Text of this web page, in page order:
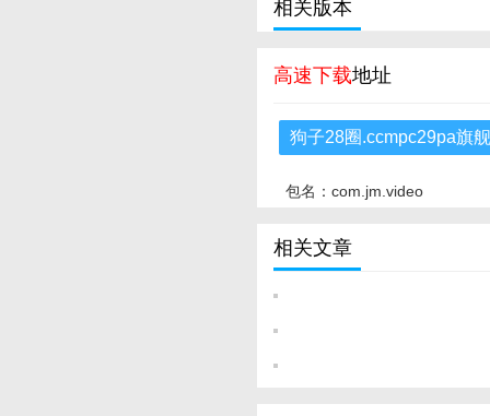
相关版本
高速下载地址
狗子28圈.ccmpc29pa旗
包名：com.jm.video
相关文章